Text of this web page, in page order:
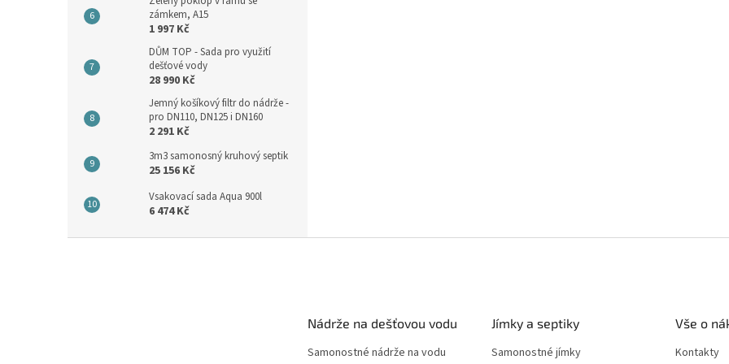
zámkem, A15
1 997 Kč
DŮM TOP - Sada pro využití
dešťové vody
28 990 Kč
Jemný košíkový filtr do nádrže -
pro DN110, DN125 i DN160
2 291 Kč
3m3 samonosný kruhový septik
25 156 Kč
Vsakovací sada Aqua 900l
6 474 Kč
Nádrže na dešťovou vodu
Samonostné nádrže na vodu
Jímky a septiky
Samonostné jímky
Vše o
Kontakty